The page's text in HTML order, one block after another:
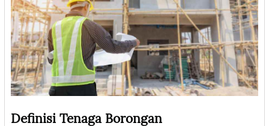
Definisi Tenaga Borongan